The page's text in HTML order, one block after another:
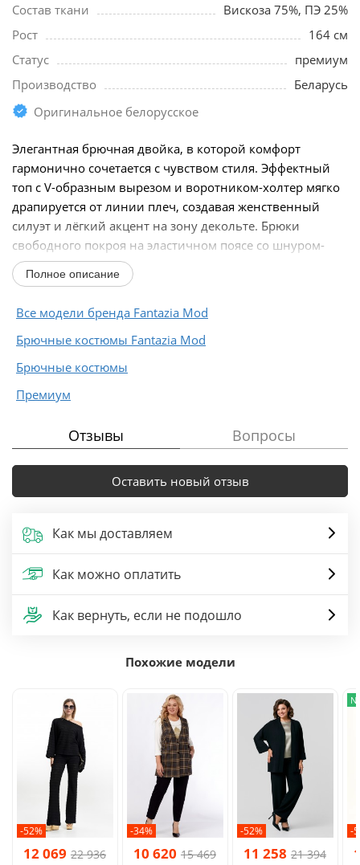
Состав ткани
Вискоза 75%, ПЭ 25%
Рост
164 см
Статус
премиум
Производство
Беларусь
Оригинальное белорусское
Элегантная брючная двойка, в которой комфорт
гармонично сочетается с чувством стиля. Эффектный
топ с V-образным вырезом и воротником-холтер мягко
драпируется от линии плеч, создавая женственный
силуэт и лёгкий акцент на зону декольте. Брюки
свободного покроя на эластичном поясе со шнуром-
завязкой...
Полное описание
Все модели бренда Fantazia Mod
Брючные костюмы Fantazia Mod
Брючные костюмы
Премиум
Отзывы Вопросы
Оставить новый отзыв
Как мы доставляем
Как можно оплатить
Как вернуть, если не подошло
Похожие модели
-52%
12 069 22 936
-34%
10 620 15 469
-52%
11 258 21 394
-